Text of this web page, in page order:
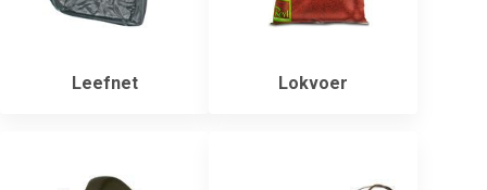
Leefnet Lokvoer